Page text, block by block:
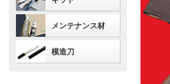
メンテナンス材
模造刀